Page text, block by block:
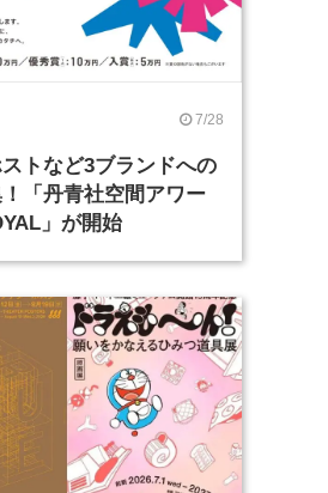
7/28
トなど3ブランドへの
「丹青社空間アワー
」が開始